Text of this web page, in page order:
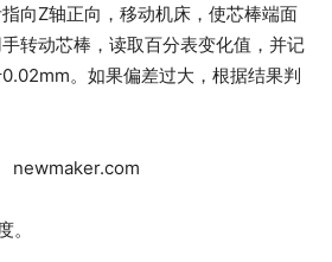
向Z轴正向，移动机床，使芯棒端面
转动芯棒，读取百分表变化值，并记
。如果偏差过大，根据结果判
。